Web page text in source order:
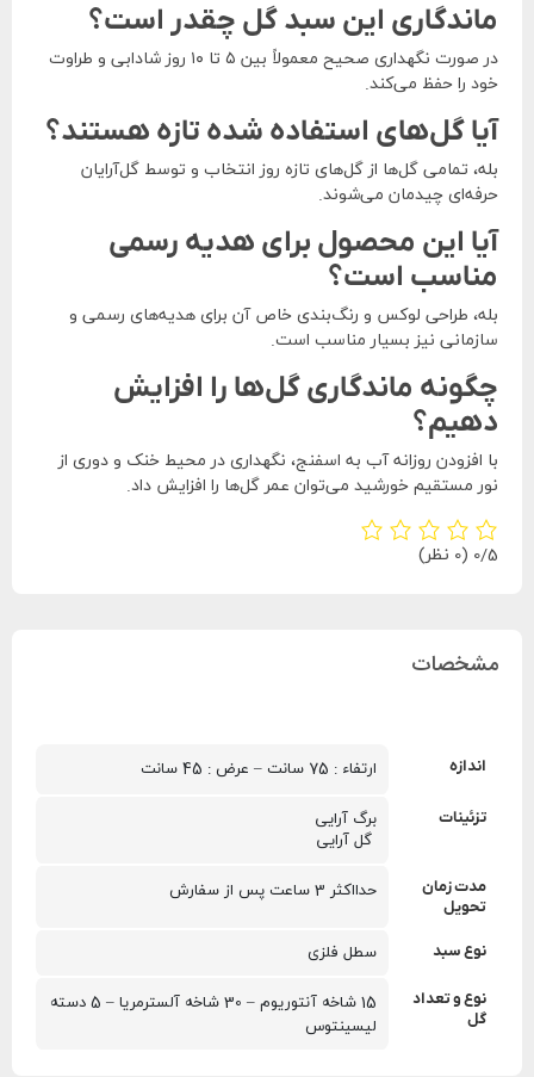
ماندگاری این سبد گل چقدر است؟
در صورت نگهداری صحیح معمولاً بین ۵ تا ۱۰ روز شادابی و طراوت
خود را حفظ می‌کند.
آیا گل‌های استفاده شده تازه هستند؟
بله، تمامی گل‌ها از گل‌های تازه روز انتخاب و توسط گل‌آرایان
حرفه‌ای چیدمان می‌شوند.
آیا این محصول برای هدیه رسمی
مناسب است؟
بله، طراحی لوکس و رنگ‌بندی خاص آن برای هدیه‌های رسمی و
سازمانی نیز بسیار مناسب است.
چگونه ماندگاری گل‌ها را افزایش
دهیم؟
با افزودن روزانه آب به اسفنج، نگهداری در محیط خنک و دوری از
نور مستقیم خورشید می‌توان عمر گل‌ها را افزایش داد.
‫0/5 ‫(0 نظر)
مشخصات
اندازه ارتفاء : 75 سانت – عرض : 45 سانت
تزئینات
برگ آرایی
گل آرایی
مدت زمان
تحویل
حدااکثر 3 ساعت پس از سفارش
نوع سبد سطل فلزی
نوع و تعداد
گل
لیسینتوس